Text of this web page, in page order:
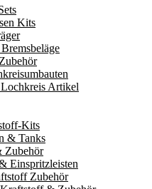
Kits
Artikel
Kits
& Tanks
Zubehör
Einspritzleisten
Zubehör